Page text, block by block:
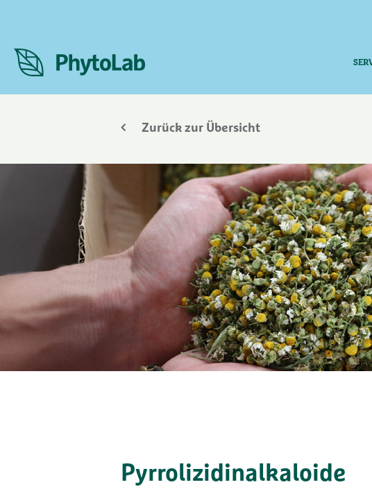
Zurück zur Übersicht
Pyrrolizidinalkaloide